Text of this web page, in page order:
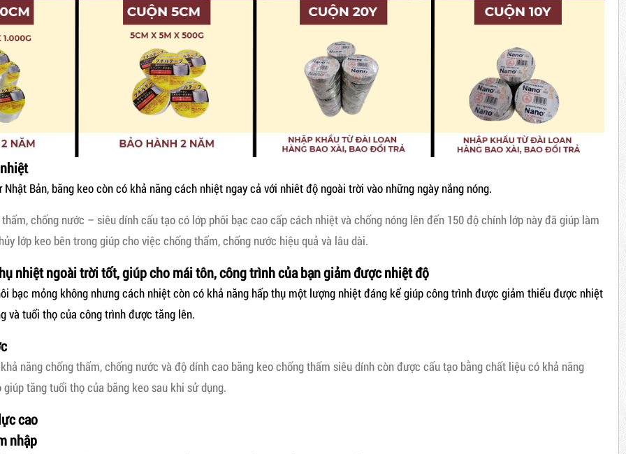
Bản, băng keo còn có khả năng cách nhiệt ngay cả với nhiêt độ ngoài trời vào những ngày nắng nóng.
chống nước – siêu dính cấu tạo có lớp phôi bạc cao cấp cách nhiệt và chống nóng lên đến 150 độ chính lớp này đã giúp làm
lớp keo bên trong giúp cho việc chống thấm, chống nước hiệu quả và lâu dài.
nhiệt ngoài trời tốt, giúp cho mái tôn, công trình của bạn giảm được nhiệt độ
bạc mỏng không nhưng cách nhiệt còn có khả năng hấp thụ một lượng nhiệt đáng kể giúp công trình được giảm thiểu được nhiệt
và tuổi thọ của công trình được tăng lên.
năng chống thấm, chống nước và độ dính cao băng keo chống thấm siêu dính còn được cấu tạo bằng chất liệu có khả năng
tăng tuổi thọ của băng keo sau khi sử dụng.
cao
nhập